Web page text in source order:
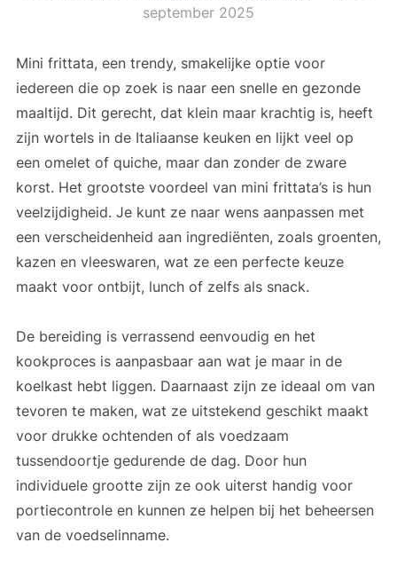
september 2025
Mini frittata, een trendy, smakelijke optie voor
iedereen die op zoek is naar een snelle en gezonde
maaltijd. Dit gerecht, dat klein maar krachtig is, heeft
zijn wortels in de Italiaanse keuken en lijkt veel op
een omelet of quiche, maar dan zonder de zware
korst. Het grootste voordeel van mini frittata’s is hun
veelzijdigheid. Je kunt ze naar wens aanpassen met
een verscheidenheid aan ingrediënten, zoals groenten,
kazen en vleeswaren, wat ze een perfecte keuze
maakt voor ontbijt, lunch of zelfs als snack.
De bereiding is verrassend eenvoudig en het
kookproces is aanpasbaar aan wat je maar in de
koelkast hebt liggen. Daarnaast zijn ze ideaal om van
tevoren te maken, wat ze uitstekend geschikt maakt
voor drukke ochtenden of als voedzaam
tussendoortje gedurende de dag. Door hun
individuele grootte zijn ze ook uiterst handig voor
portiecontrole en kunnen ze helpen bij het beheersen
van de voedselinname.